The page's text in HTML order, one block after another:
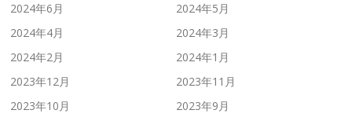
2024年6月
2024年5月
2024年4月
2024年3月
2024年2月
2024年1月
2023年12月
2023年11月
2023年10月
2023年9月